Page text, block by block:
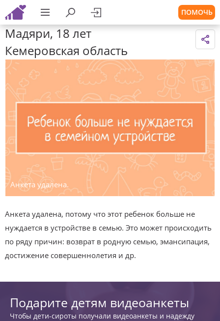
ПОМОЧЬ
Мадяри, 18 лет
Кемеровская область
Анкета удалена.
Анкета удалена, потому что этот ребенок больше не
нуждается в устройстве в семью. Это может происходить
по ряду причин: возврат в родную семью, эмансипация,
достижение совершеннолетия и др.
Подарите детям видеоанкеты
Чтобы дети-сироты получали видеоанкеты и надежду